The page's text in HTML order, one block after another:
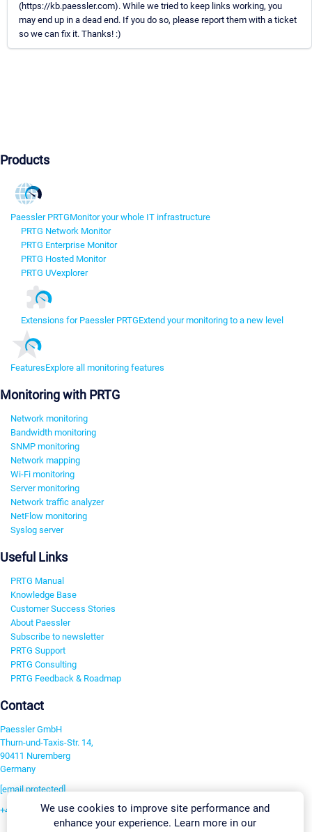
(https://kb.paessler.com). While we tried to keep links working, you
may end up in a dead end. If you do so, please report them with a ticket
so we can fix it. Thanks! :)
Products
Paessler PRTGMonitor your whole IT infrastructure
PRTG Network Monitor
PRTG Enterprise Monitor
PRTG Hosted Monitor
PRTG UVexplorer
Extensions for Paessler PRTGExtend your monitoring to a new level
FeaturesExplore all monitoring features
Monitoring with PRTG
Network monitoring
Bandwidth monitoring
SNMP monitoring
Network mapping
Wi-Fi monitoring
Server monitoring
Network traffic analyzer
NetFlow monitoring
Syslog server
Useful Links
PRTG Manual
Knowledge Base
Customer Success Stories
About Paessler
Subscribe to newsletter
PRTG Support
PRTG Consulting
PRTG Feedback & Roadmap
Contact
Paessler GmbH
Thurn-und-Taxis-Str. 14,
90411 Nuremberg
Germany
[email protected]
+49 911 93775-0We use cookies to improve site performance and
enhance your experience. Learn more in our